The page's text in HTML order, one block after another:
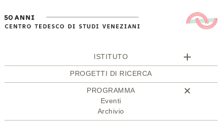
ISTITUTO
PROGETTI DI RICERCA
PROGRAMMA
Eventi
Archivio